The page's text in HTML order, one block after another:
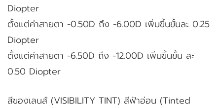
Diopter
ตั้งแต่ค่าสายตา -0.50D ถึง -6.00D เพิ่มขึ้นขั้นละ 0.25
Diopter
ตั้งแต่ค่าสายตา -6.50D ถึง -12.00D เพิ่มขึ้นขั้น ละ
0.50 Diopter
สีของเลนส์ (VISIBILITY TINT) สีฟ้าอ่อน (Tinted